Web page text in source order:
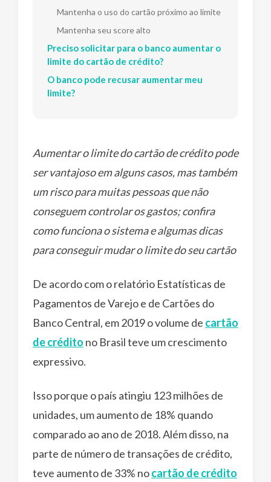
Mantenha o uso do cartão próximo ao limite
Mantenha seu score alto
Preciso solicitar para o banco aumentar o
limite do cartão de crédito?
O banco pode recusar aumentar meu
limite?
Aumentar o limite do cartão de crédito pode
ser vantajoso em alguns casos, mas também
um risco para muitas pessoas que não
conseguem controlar os gastos; confira
como funciona o sistema e algumas dicas
para conseguir mudar o limite do seu cartão
De acordo com o relatório Estatísticas de
Pagamentos de Varejo e de Cartões do
Banco Central, em 2019 o volume de cartão
de crédito no Brasil teve um crescimento
expressivo.
Isso porque o país atingiu 123 milhões de
unidades, um aumento de 18% quando
comparado ao ano de 2018. Além disso, na
parte de número de transações de crédito,
teve aumento de 33% nocartão de crédito